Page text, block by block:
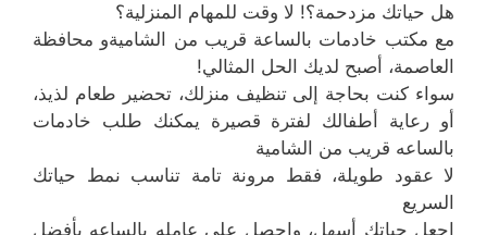
هل حياتك مزدحمة؟! لا وقت للمهام المنزلية؟
مع مكتب خادمات بالساعة قريب من الشاميةو محافظة
العاصمة، أصبح لديك الحل المثالي!
سواء كنت بحاجة إلى تنظيف منزلك، تحضير طعام لذيذ،
أو رعاية أطفالك لفترة قصيرة يمكنك طلب خادمات
بالساعه قريب من الشامية
لا عقود طويلة، فقط مرونة تامة تناسب نمط حياتك
السريع
اجعل حياتك أسهل، واحصل على عامله بالساعه بأفضل